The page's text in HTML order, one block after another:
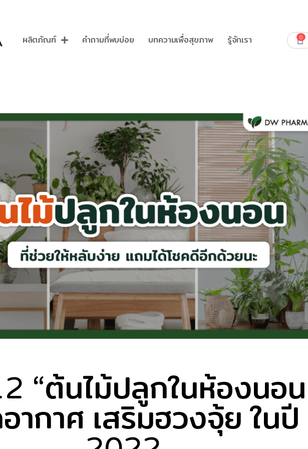
ผลิตภัณฑ์ คำถามที่พบบ่อย บทความเพื่อสุขภาพ รู้จักเรา 0
“ต้นไม้ปลูกในห้องนอ
ากาศ เสริมฮวงจุ้ย ในปี